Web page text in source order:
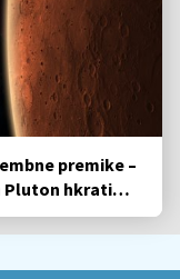
premike –
Pluton hkrati